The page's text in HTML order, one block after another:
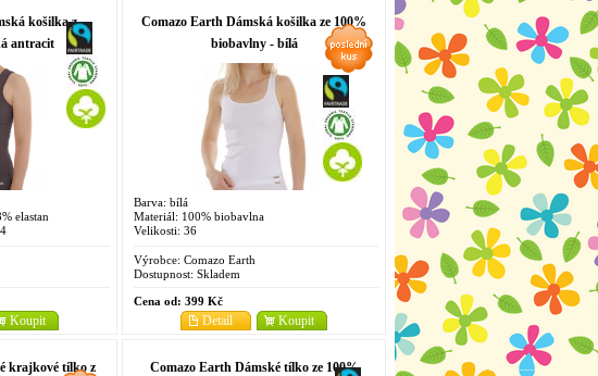
košilka z
antracit
elastan
Koupit
Comazo Earth Dámská košilka ze 100%
biobavlny - bílá
Barva: bílá
Materiál: 100% biobavlna
Velikosti: 36
Výrobce: Comazo Earth
Dostupnost: Skladem
Cena od: 399 Kč
Koupit
Detail
krajkové tílko z
Comazo Earth Dámské tílko ze 100%